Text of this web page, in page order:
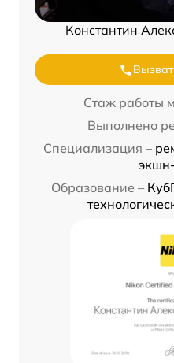
Константин
Стаж работы
Выполнено
Специализация –
Образование –